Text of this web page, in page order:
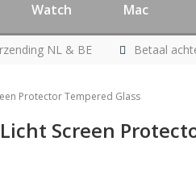
Watch Mac
NL & BE Betaal
Protector Tempered Glass
Screen